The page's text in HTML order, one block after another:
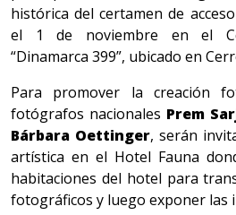
histórica del certamen de
el 1 de noviembre en el
“Dinamarca 399”, ubicado en
Para promover la creación
fotógrafos nacionales Prem
Bárbara Oettinger, serán
artística en el Hotel Fauna
habitaciones del hotel para
fotográficos y luego exponer las